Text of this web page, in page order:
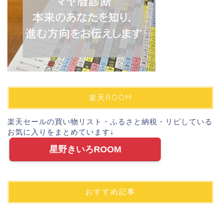
楽天ROOM
楽天セールの買い物リスト・ふるさと納税・リピしている
お気に入りをまとめています↓
星野きいろROOM
おすすめ記事